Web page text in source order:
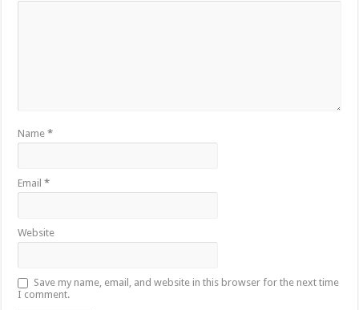
Name*
Email*
Website
Save my name, email, and website in this browser for the next time
I comment.